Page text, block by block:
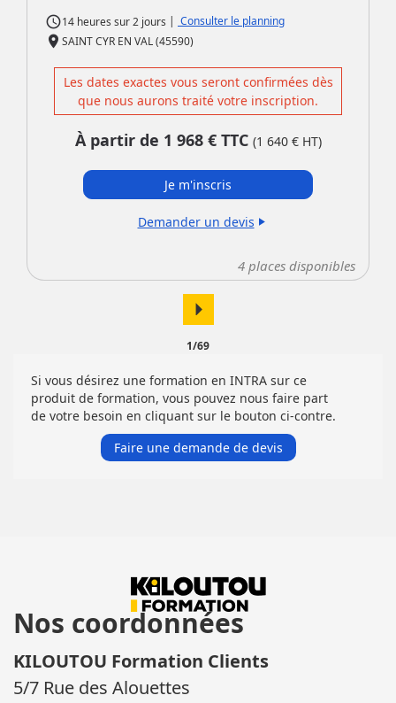
access_time14 heures sur2 jours | Consulter le planning
place SAINT CYR EN VAL (45590)
Les dates exactes vous seront confirmées dès
que nous aurons traité votre inscription.
À partir de 1 968 € TTC (1 640 € HT)
Je m'inscris
Demander un devis play_arrow
4 places disponibles
arrow_right
1/69
Si vous désirez une formation en INTRA sur ce
produit de formation, vous pouvez nous faire part
de votre besoin en cliquant sur le bouton ci-contre.
Faire une demande de devis
Nos coordonnées
KILOUTOU Formation Clients
5/7 Rue des Alouettes